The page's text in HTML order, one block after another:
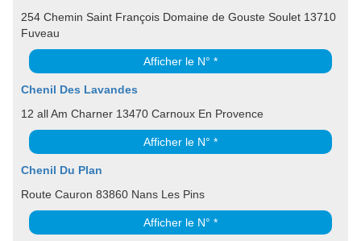
254 Chemin Saint François Domaine de Gouste Soulet 13710
Fuveau
Afficher le N° *
Chenil Des Lavandes
12 all Am Charner 13470 Carnoux En Provence
Afficher le N° *
Chenil Du Plan
Route Cauron 83860 Nans Les Pins
Afficher le N° *